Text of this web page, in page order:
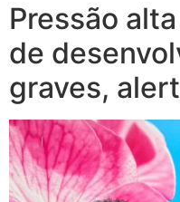
Pressão
de
graves,